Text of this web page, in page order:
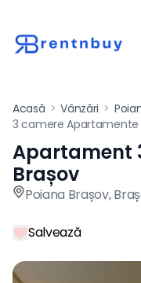
Acasă > Vânzări >
3 camere Apartamente
Apartament
Brașov
Poiana Brașov,
Salvează